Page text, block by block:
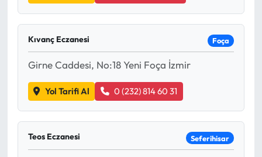
Kıvanç Eczanesi Foça
Girne Caddesi, No:18 Yeni Foça İzmir
Yol Tarifi Al 0 (232) 814 60 31
Teos Eczanesi Seferihisar